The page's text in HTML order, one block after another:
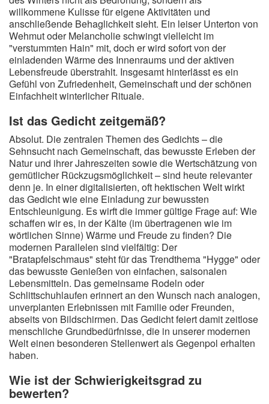
willkommene Kulisse für eigene Aktivitäten und
anschließende Behaglichkeit sieht. Ein leiser Unterton von
Wehmut oder Melancholie schwingt vielleicht im
"verstummten Hain" mit, doch er wird sofort von der
einladenden Wärme des Innenraums und der aktiven
Lebensfreude überstrahlt. Insgesamt hinterlässt es ein
Gefühl von Zufriedenheit, Gemeinschaft und der schönen
Einfachheit winterlicher Rituale.
Ist das Gedicht zeitgemäß?
Absolut. Die zentralen Themen des Gedichts – die
Sehnsucht nach Gemeinschaft, das bewusste Erleben der
Natur und ihrer Jahreszeiten sowie die Wertschätzung von
gemütlicher Rückzugsmöglichkeit – sind heute relevanter
denn je. In einer digitalisierten, oft hektischen Welt wirkt
das Gedicht wie eine Einladung zur bewussten
Entschleunigung. Es wirft die immer gültige Frage auf: Wie
schaffen wir es, in der Kälte (im übertragenen wie im
wörtlichen Sinne) Wärme und Freude zu finden? Die
modernen Parallelen sind vielfältig: Der
"Bratapfelschmaus" steht für das Trendthema "Hygge" oder
das bewusste Genießen von einfachen, saisonalen
Lebensmitteln. Das gemeinsame Rodeln oder
Schlittschuhlaufen erinnert an den Wunsch nach analogen,
unverplanten Erlebnissen mit Familie oder Freunden,
abseits von Bildschirmen. Das Gedicht feiert damit zeitlose
menschliche Grundbedürfnisse, die in unserer modernen
Welt einen besonderen Stellenwert als Gegenpol erhalten
haben.
Wie ist der Schwierigkeitsgrad zu
bewerten?